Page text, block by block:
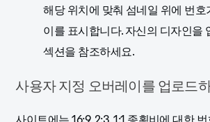
해당 위치에 맞춰 섬네일 위에 번
이를 표시합니다. 자신의 디자인을
섹션을 참조하세요.
사용자 지정 오버레이를 업로드